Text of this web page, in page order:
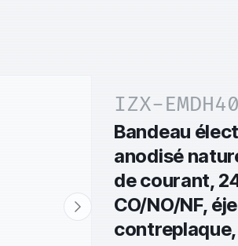
IZX-
Bandeau
anodisé
de courant,
CO/NO/NF,
contreplaque,